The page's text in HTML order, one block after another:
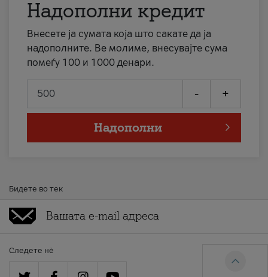
Надополни кредит
Внесете ја сумата која што сакате да ја
надополните. Ве молиме, внесувајте сума
помеѓу 100 и 1000 денари.
- +
Надополни
Бидете во тек
Следете нè